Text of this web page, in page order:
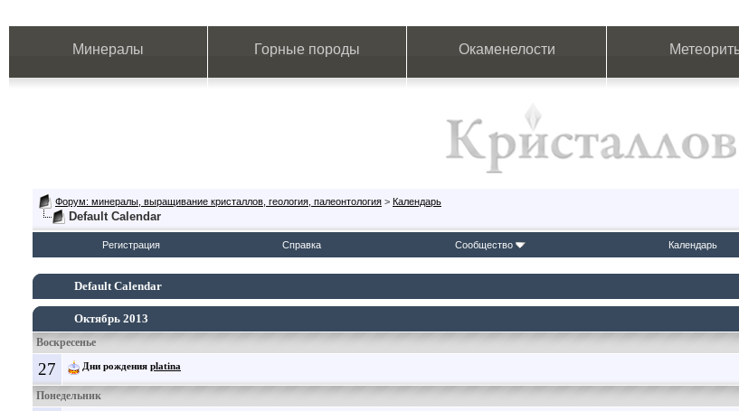
Минералы Горные породы Окаменелости
Форум: минералы, выращивание кристаллов, геология, палеонтология > Календарь
Default Calendar
Регистрация Справка Сообщество Календарь
Default Calendar
Октябрь 2013
Воскресенье
27 Дни рождения platina
Понедельник